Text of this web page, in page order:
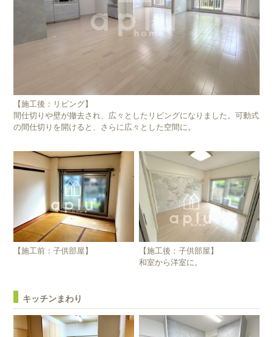
【施工後：リビング】
間仕切りや壁が撤去され、広々としたリビングになりました。可動式
の間仕切りを開けると、さらに広々とした空間に。
【施工前：子供部屋】
【施工後：子供部屋】
和室から洋室に。
キッチンまわり